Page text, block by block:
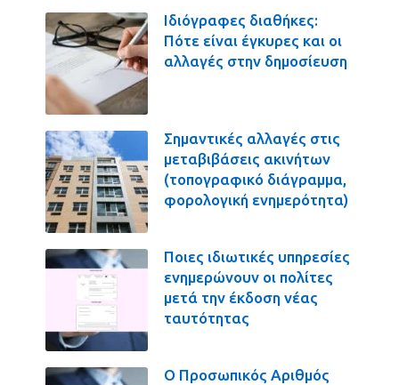
Ιδιόγραφες διαθήκες:
Πότε είναι έγκυρες και οι
αλλαγές στην δημοσίευση
Σημαντικές αλλαγές στις
μεταβιβάσεις ακινήτων
(τοπογραφικό διάγραμμα,
φορολογική ενημερότητα)
Ποιες ιδιωτικές υπηρεσίες
ενημερώνουν οι πολίτες
μετά την έκδοση νέας
ταυτότητας
Ο Προσωπικός Αριθμός